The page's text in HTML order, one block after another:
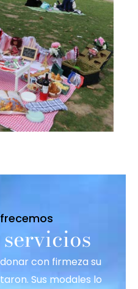
con firmeza su
Sus modales lo